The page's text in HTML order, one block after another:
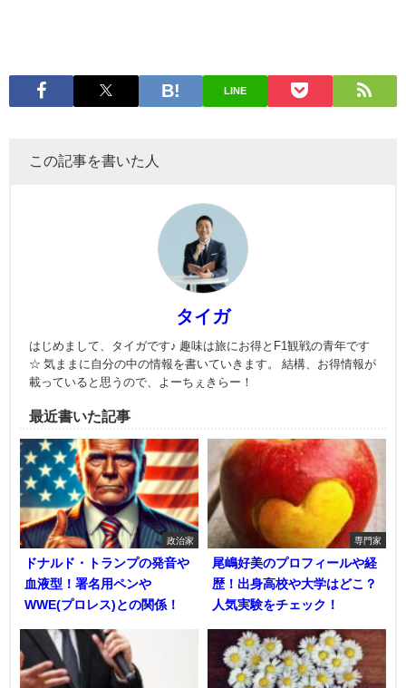
LINE
この記事を書いた人
タイガ
はじめまして、タイガです♪ 趣味は旅にお得とF1観戦の青年です
☆ 気ままに自分の中の情報を書いていきます。 結構、お得情報が
載っていると思うので、よーちぇきらー！
最近書いた記事
政治家
ドナルド・トランプの発音や
血液型！署名用ペンや
WWE(プロレス)との関係！
専門家
尾嶋好美のプロフィールや経
歴！出身高校や大学はどこ？
人気実験をチェック！